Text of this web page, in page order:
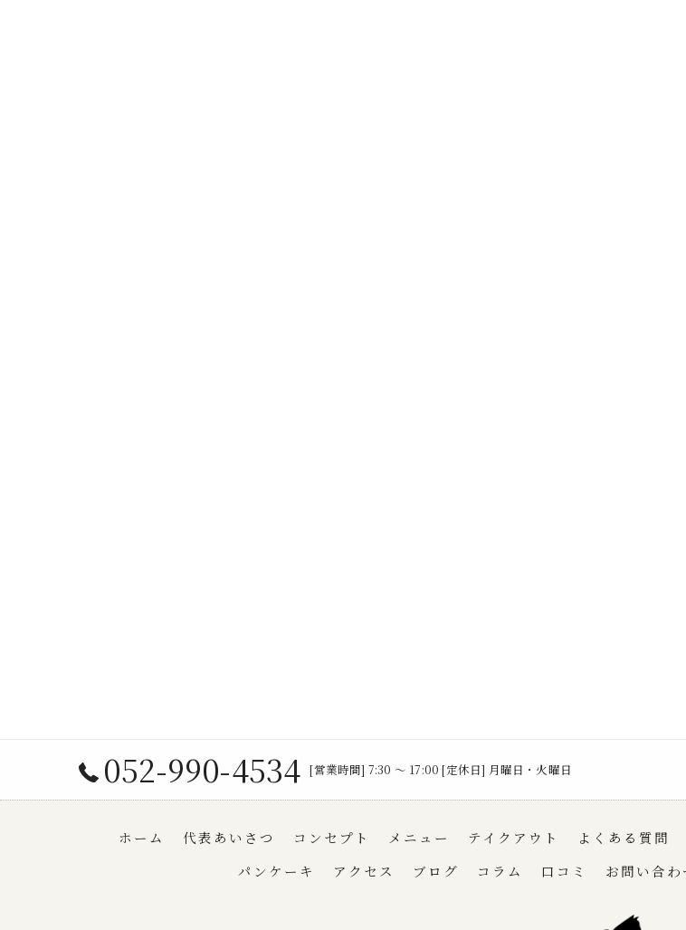
052-990-4534 [営業時間] 7:30 ～ 17:00 [定休日] 月曜日・火曜日
ホーム 代表あいさつ コンセプト メニュー テイクアウト よくある質問
パンケーキ
アクセス ブログ コラム 口コミ お問い合わ